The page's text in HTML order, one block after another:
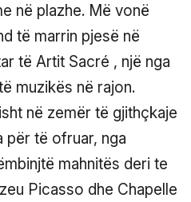
në plazhe. Më vonë
të marrin pjesë në
të Artit Sacré , një nga
muzikës në rajon.
në zemër të gjithçkaje
për të ofruar, nga
mahnitës deri te
Picasso dhe Chapelle